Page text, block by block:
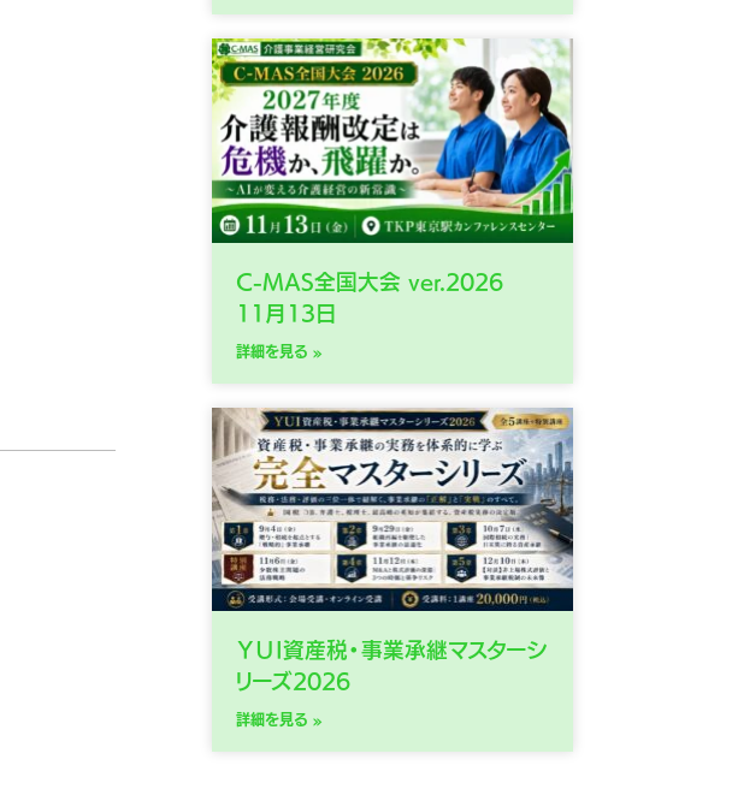
C-MAS全国大会 ver.2026
11月13日
詳細を見る »
ＹＵＩ資産税・事業承継マスターシ
リーズ2026
詳細を見る »